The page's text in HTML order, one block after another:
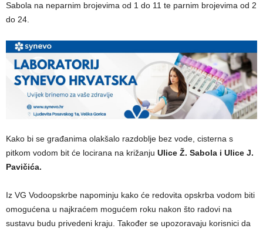
Sabola na neparnim brojevima od 1 do 11 te parnim brojevima od 2
do 24.
Kako bi se građanima olakšalo razdoblje bez vode, cisterna s
pitkom vodom bit će locirana na križanju Ulice Ž. Sabola i Ulice J.
Pavičića.
Iz VG Vodoopskrbe napominju kako će redovita opskrba vodom biti
omogućena u najkraćem mogućem roku nakon što radovi na
sustavu budu privedeni kraju. Također se upozoravaju korisnici da